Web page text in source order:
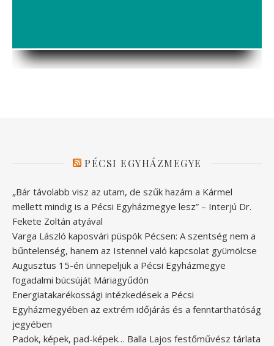
PÉCSI EGYHÁZMEGYE
„Bár távolabb visz az utam, de szűk hazám a Kármel
mellett mindig is a Pécsi Egyházmegye lesz” – Interjú Dr.
Fekete Zoltán atyával
Varga László kaposvári püspök Pécsen: A szentség nem a
bűntelenség, hanem az Istennel való kapcsolat gyümölcse
Augusztus 15-én ünnepeljük a Pécsi Egyházmegye
fogadalmi búcsúját Máriagyűdön
Energiatakarékossági intézkedések a Pécsi
Egyházmegyében az extrém időjárás és a fenntarthatóság
jegyében
Padok, képek, pad-képek… Balla Lajos festőművész tárlata